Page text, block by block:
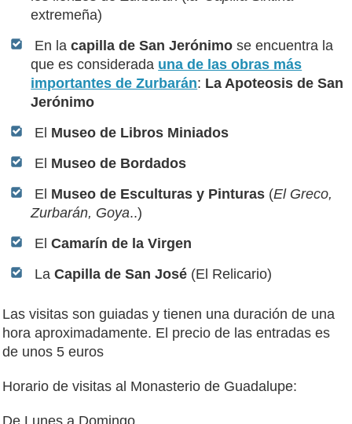
extremeña)
En lacapilla de San Jerónimo se encuentra la
que es considerada una de las obras más
importantes de Zurbarán: La Apoteosis de San
Jerónimo
El Museo de Libros Miniados
El Museo de Bordados
El Museo de Esculturas y Pinturas (El Greco,
Zurbarán, Goya..)
ElCamarín de la Virgen
LaCapilla de San José (El Relicario)
Las visitas son guiadas y tienen una duración de una
hora aproximadamente. El precio de las entradas es
de unos 5 euros
Horario de visitas al Monasterio de Guadalupe:
De Lunes a Domingo